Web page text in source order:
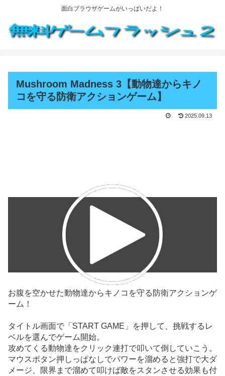
面白ブラウザゲームがいっぱいだよ！
Mushroom Madness 3【動物達からキノ
コを守る防衛アクションゲーム】
2025.09.13
お腹を空かせた動物達からキノコを守る防衛アクションゲ
ーム！
タイトル画面で「START GAME」を押して、挑戦するレ
ベルを選んでゲーム開始。
攻めてくる動物達をクリック連打で叩いて倒していこう。
マウスボタン押しっぱなしでパワーを溜めると強打で大ダ
メージ、限界まで溜めて叩けば敵をスタンさせる効果も付